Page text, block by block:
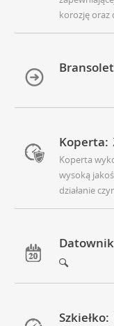
korozję oraz
Koperta:
Koperta
wysoką
działanie
Szkiełko: